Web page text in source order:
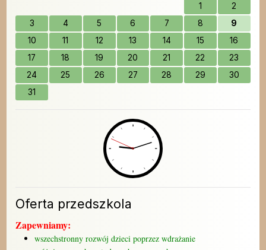
1
2
3
4 5 6 7 8
9
10
11 12 13 14 15
16
17
18 19 20 21 22
23
24
25 26 27 28 29
30
31
Oferta przedszkola
Zapewniamy:
wszechstronny rozwój dzieci poprzez wdrażanie